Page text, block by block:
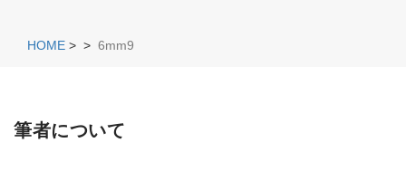
HOME > > 6mm9
筆者について